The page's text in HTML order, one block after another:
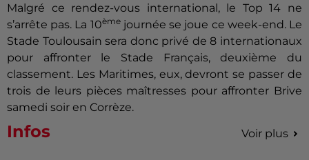
Malgré ce rendez-vous international, le Top 14 ne
s’arrête pas. La 10èmejournée se joue ce week-end. Le
Stade Toulousain sera donc privé de 8 internationaux
pour affronter le Stade Français, deuxième du
classement. Les Maritimes, eux, devront se passer de
trois de leurs pièces maîtresses pour affronter Brive
samedi soir en Corrèze.
Infos Voir plus